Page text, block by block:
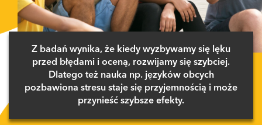
Z badań wynika, że kiedy wyzbywamy się lęku
przed błędami i oceną, rozwijamy się szybciej.
Dlatego też nauka np. języków obcych
pozbawiona stresu staje się przyjemnością i może
przynieść szybsze efekty.